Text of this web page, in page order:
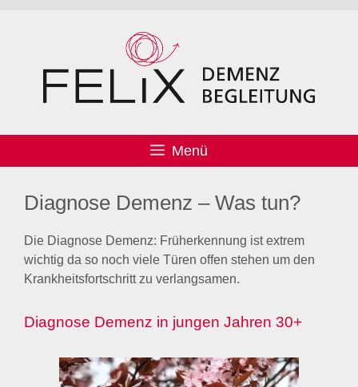
Menü
Diagnose Demenz – Was tun?
Die Diagnose Demenz: Früherkennung ist extrem
wichtig da so noch viele Türen offen stehen um den
Krankheitsfortschritt zu verlangsamen.
Diagnose Demenz in jungen Jahren 30+